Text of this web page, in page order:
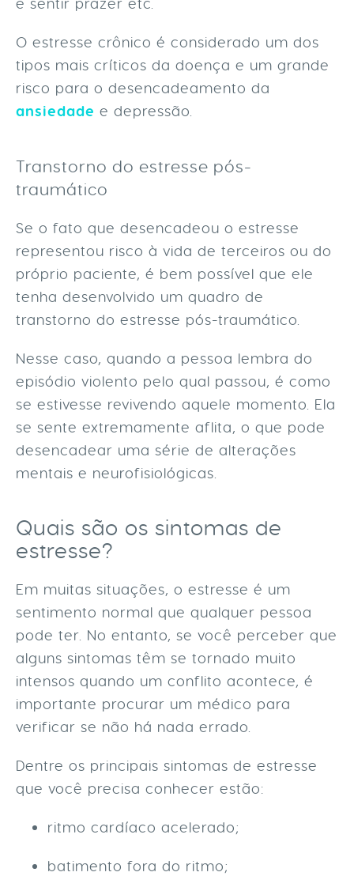
O estresse crônico é considerado um dos
tipos mais críticos da doença e um grande
risco para o desencadeamento da
ansiedade e depressão.
Transtorno do estresse pós-
traumático
Se o fato que desencadeou o estresse
representou risco à vida de terceiros ou do
próprio paciente, é bem possível que ele
tenha desenvolvido um quadro de
transtorno do estresse pós-traumático.
Nesse caso, quando a pessoa lembra do
episódio violento pelo qual passou, é como
se estivesse revivendo aquele momento. Ela
se sente extremamente aflita, o que pode
desencadear uma série de alterações
mentais e neurofisiológicas.
Quais são os sintomas de
estresse?
Em muitas situações, o estresse é um
sentimento normal que qualquer pessoa
pode ter. No entanto, se você perceber que
alguns sintomas têm se tornado muito
intensos quando um conflito acontece, é
importante procurar um médico para
verificar se não há nada errado.
Dentre os principais sintomas de estresse
que você precisa conhecer estão:
ritmo cardíaco acelerado;
batimento fora do ritmo;